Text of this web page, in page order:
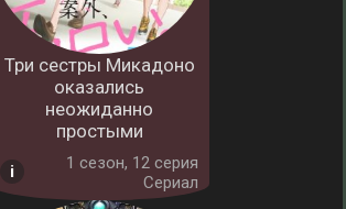
Три сестры Микадоно
оказались
неожиданно
простыми
1 cезон, 12 серия
Сериал